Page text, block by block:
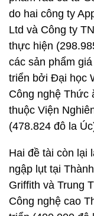
do hai công ty
Ltd và Công ty
thực hiện
các sản phẩm
triển bởi Đại học
Công nghệ Thức
thuộc Viện
(478.824 đô la
Hai đề tài còn lại
ngập lụt tại
Griffith và Trung
Công nghệ cao